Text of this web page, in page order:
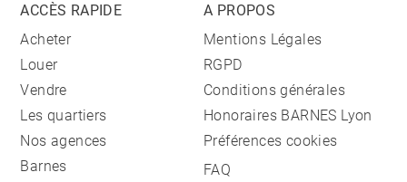
ACCÈS RAPIDE
Acheter
Louer
Vendre
Les quartiers
Nos agences
Barnes
A PROPOS
Mentions Légales
RGPD
Conditions générales
Honoraires BARNES Lyon
Préférences cookies
FAQ